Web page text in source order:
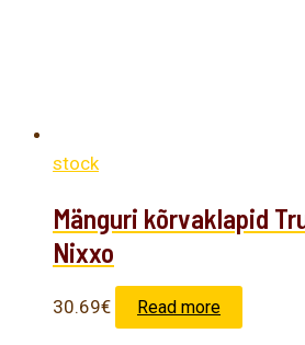
stock
Mänguri kõrvaklapid
Nixxo
30.69€ Read more